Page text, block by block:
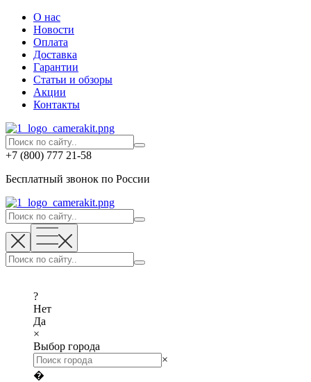
О нас
Новости
Оплата
Доставка
Гарантии
Статьи и обзоры
Акции
Контакты
+7 (800) 777 21-58
Бесплатный звонок по России
?
Нет
Да
×
Выбор города
×
�